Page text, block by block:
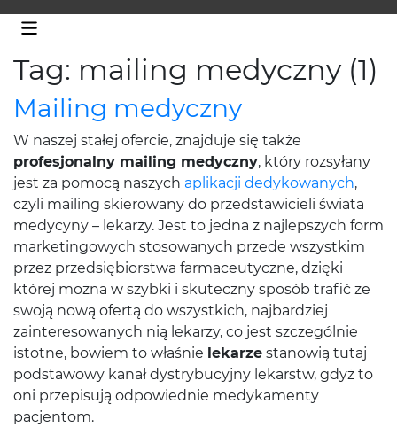
Tag: mailing medyczny (1)
Mailing medyczny
W naszej stałej ofercie, znajduje się także
profesjonalny mailing medyczny, który rozsyłany
jest za pomocą naszych aplikacji dedykowanych,
czyli mailing skierowany do przedstawicieli świata
medycyny – lekarzy. Jest to jedna z najlepszych form
marketingowych stosowanych przede wszystkim
przez przedsiębiorstwa farmaceutyczne, dzięki
której można w szybki i skuteczny sposób trafić ze
swoją nową ofertą do wszystkich, najbardziej
zainteresowanych nią lekarzy, co jest szczególnie
istotne, bowiem to właśnie lekarze stanowią tutaj
podstawowy kanał dystrybucyjny lekarstw, gdyż to
oni przepisują odpowiednie medykamenty
pacjentom.